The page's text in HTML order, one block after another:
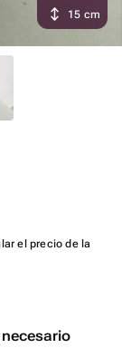
el precio de la
15 cm